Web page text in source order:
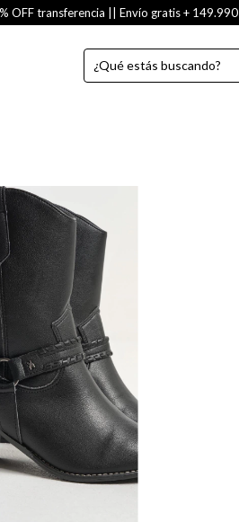
OFF transferencia || Envío gratis + 149.990